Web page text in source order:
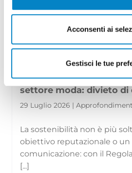
Acconsenti ai
Gestisci le tue
Il Regolamento (UE)
settore moda: divieto di
29 Luglio 2026 |
La sostenibilità non è più
obiettivo reputazionale o un
comunicazione: con il
[...]